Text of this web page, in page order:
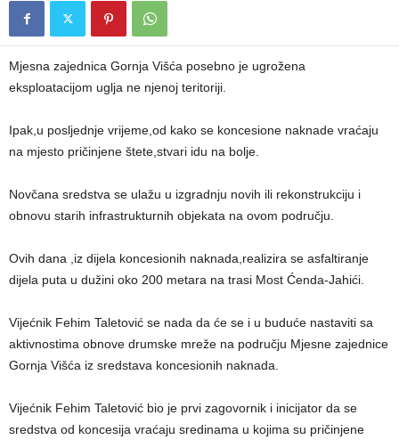
Mjesna zajednica Gornja Višća posebno je ugrožena
eksploatacijom uglja ne njenoj teritoriji.
Ipak,u posljednje vrijeme,od kako se koncesione naknade vraćaju
na mjesto pričinjene štete,stvari idu na bolje.
Novčana sredstva se ulažu u izgradnju novih ili rekonstrukciju i
obnovu starih infrastrukturnih objekata na ovom području.
Ovih dana ,iz dijela koncesionih naknada,realizira se asfaltiranje
dijela puta u dužini oko 200 metara na trasi Most Ćenda-Jahići.
Vijećnik Fehim Taletović se nada da će se i u buduće nastaviti sa
aktivnostima obnove drumske mreže na području Mjesne zajednice
Gornja Višća iz sredstava koncesionih naknada.
Vijećnik Fehim Taletović bio je prvi zagovornik i inicijator da se
sredstva od koncesija vraćaju sredinama u kojima su pričinjene